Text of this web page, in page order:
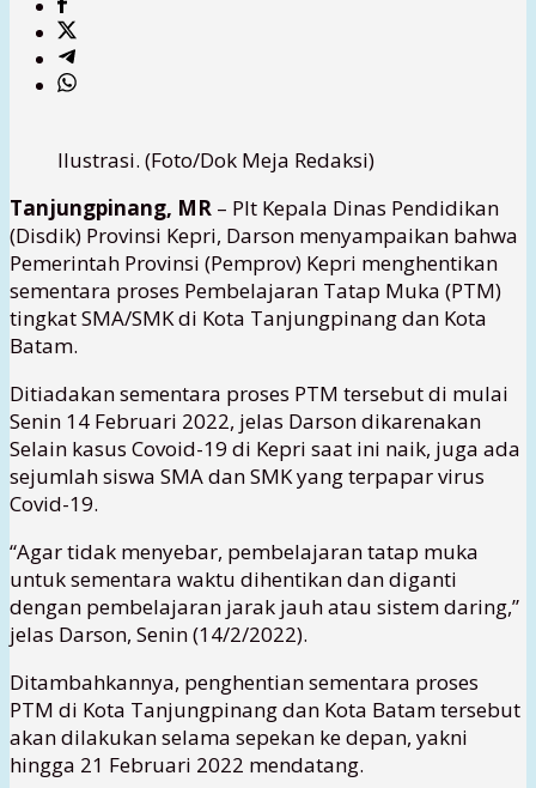
Ilustrasi. (Foto/Dok Meja Redaksi)
Tanjungpinang, MR – Plt Kepala Dinas Pendidikan
(Disdik) Provinsi Kepri, Darson menyampaikan bahwa
Pemerintah Provinsi (Pemprov) Kepri menghentikan
sementara proses Pembelajaran Tatap Muka (PTM)
tingkat SMA/SMK di Kota Tanjungpinang dan Kota
Batam.
Ditiadakan sementara proses PTM tersebut di mulai
Senin 14 Februari 2022, jelas Darson dikarenakan
Selain kasus Covoid-19 di Kepri saat ini naik, juga ada
sejumlah siswa SMA dan SMK yang terpapar virus
Covid-19.
“Agar tidak menyebar, pembelajaran tatap muka
untuk sementara waktu dihentikan dan diganti
dengan pembelajaran jarak jauh atau sistem daring,”
jelas Darson, Senin (14/2/2022).
Ditambahkannya, penghentian sementara proses
PTM di Kota Tanjungpinang dan Kota Batam tersebut
akan dilakukan selama sepekan ke depan, yakni
hingga 21 Februari 2022 mendatang.